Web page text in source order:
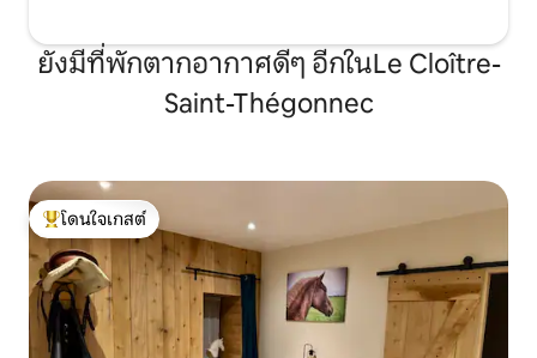
ยังมีที่พักตากอากาศดีๆ อีกในLe Cloître-
Saint-Thégonnec
โดนใจเกสต์ที่สุด
โดนใจเกสต์